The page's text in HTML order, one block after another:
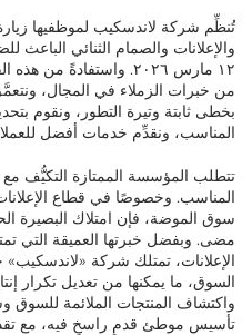
تُنظِّم شركة لاندسكيب لموظفيها
١٢ مارس ٢٠٢٦. واستفادةً من
من خبرات الزملاء في المجال،
بخطى ثابتة وتيرة التطور، ونقوم
المناسب، ونقدِّم خدمات أفضل للعملاء
تتطلب المؤسسة الممتازة التكيُّف
المناسب. وخصوصًا في قطاع
سوق الموضة، فإن امتلاك البصيرة
الإعلانات، تمتلك شركة «لاندسكيب»
السوق، ما يمكنها من تعديل تكرار
واكتشاف المنتجات الملائمة للسوق
تأسيس موطئ قدمٍ راسخٍ فيه، مع